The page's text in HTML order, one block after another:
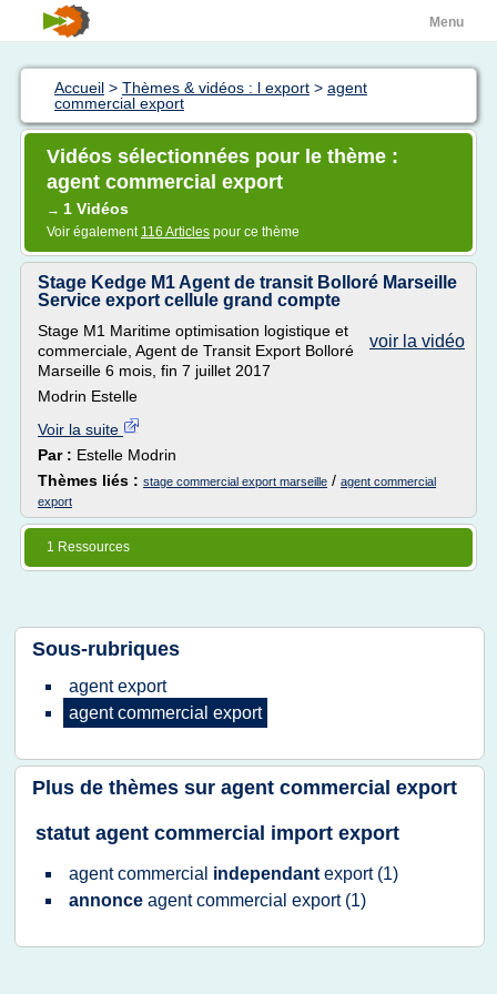
Menu
Accueil > Thèmes & vidéos : l export > agent
commercial export
Vidéos sélectionnées pour le thème :
agent commercial export
→ 1 Vidéos
Voir également 116 Articles pour ce thème
Stage Kedge M1 Agent de transit Bolloré Marseille
Service export cellule grand compte
voir la vidéo
Stage M1 Maritime optimisation logistique et
commerciale, Agent de Transit Export Bolloré
Marseille 6 mois, fin 7 juillet 2017
Modrin Estelle
Voir la suite
Par : Estelle Modrin
Thèmes liés : stage commercial export marseille / agent commercial
export
1 Ressources
Sous-rubriques
agent export
agent commercial export
Plus de thèmes sur agent commercial export
statut agent commercial import export
agent commercial independant export (1)
annonce agent commercial export (1)